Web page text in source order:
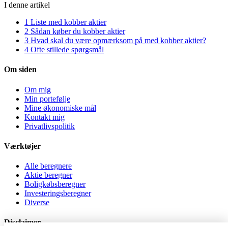
I denne artikel
1 Liste med kobber aktier
2 Sådan køber du kobber aktier
3 Hvad skal du være opmærksom på med kobber aktier?
4 Ofte stillede spørgsmål
Om siden
Om mig
Min portefølje
Mine økonomiske mål
Kontakt mig
Privatlivspolitik
Værktøjer
Alle beregnere
Aktie beregner
Boligkøbsberegner
Investeringsberegner
Diverse
Disclaimer